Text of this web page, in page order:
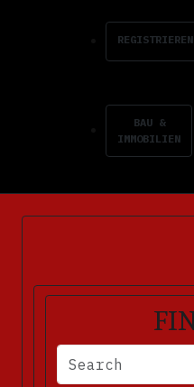
REGISTRIEREN
BAU &
IMMOBILIEN
BITTE FÜLLEN SIE DIE